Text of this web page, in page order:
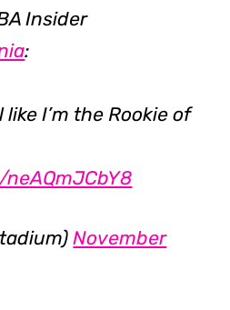
Insider
:
I’m the Rookie of
November